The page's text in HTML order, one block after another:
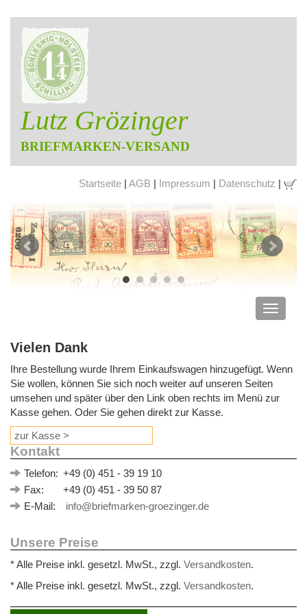
Lutz Grözinger
BRIEFMARKEN-VERSAND
Startseite | AGB | Impressum | Datenschutz |
Vielen Dank
Ihre Bestellung wurde Ihrem Einkaufswagen hinzugefügt. Wenn
Sie wollen, können Sie sich noch weiter auf unseren Seiten
umsehen und später über den Link oben rechts im Menü zur
Kasse gehen. Oder Sie gehen direkt zur Kasse.
zur Kasse >
Kontakt
Telefon: +49 (0) 451 - 39 19 10
Fax:
+49 (0) 451 - 39 50 87
E-Mail:
info@briefmarken-groezinger.de
Unsere Preise
* Alle Preise inkl. gesetzl. MwSt., zzgl. Versandkosten.
* Alle Preise inkl. gesetzl. MwSt., zzgl. Versandkosten.